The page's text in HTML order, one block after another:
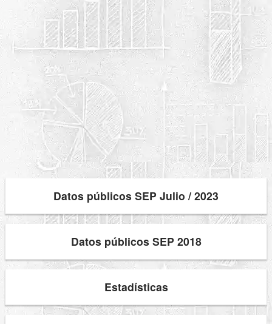
Datos públicos SEP Julio / 2023
Datos públicos SEP 2018
Estadísticas